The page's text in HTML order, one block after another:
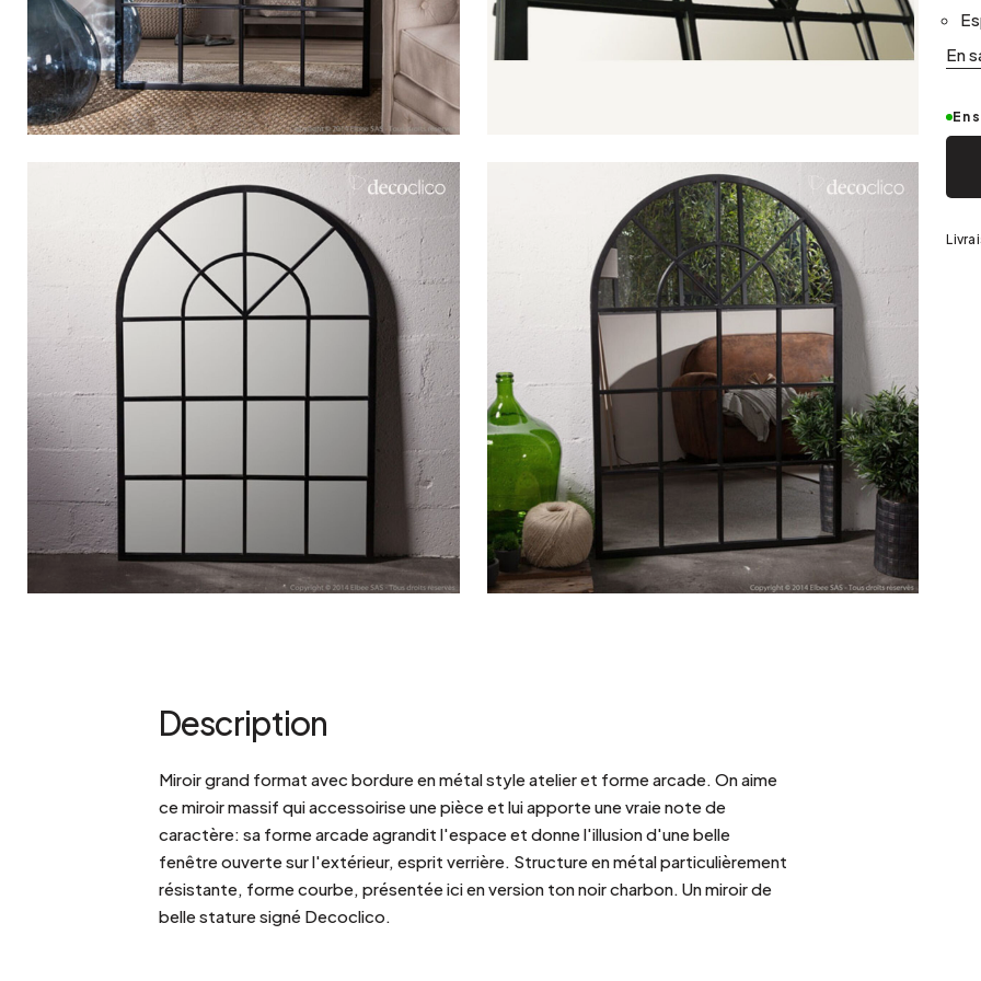
Bistrot
Bord de mer
Brocante
Contemporain
Esprit Haussmannien
Grand hôtel
Velours
Bois blond
Papier mâché
Verre
Zinc et galva
Argenté
En
En
Description
Miroir grand format avec bordure en métal style atelier et forme arcade. On aime
ce miroir massif qui accessoirise une pièce et lui apporte une vraie note de
caractère: sa forme arcade agrandit l'espace et donne l'illusion d'une belle
fenêtre ouverte sur l'extérieur, esprit verrière. Structure en métal particulièrement
résistante, forme courbe, présentée ici en version ton noir charbon. Un miroir de
belle stature signé Decoclico.